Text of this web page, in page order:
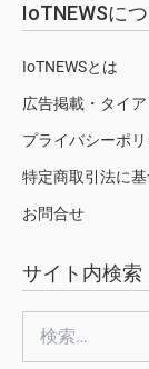
IoTNEWSに
IoTNEWSとは
広告掲載・タイ
プライバシーポ
特定商取引法に
お問合せ
サイト内検索
索: